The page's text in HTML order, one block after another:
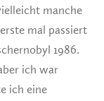
manche
mal passiert
1986.
ich war
ich eine